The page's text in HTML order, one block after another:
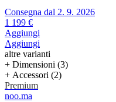
Consegna dal 2. 9. 2026
1 199 €
Aggiungi
Aggiungi
altre varianti
+ Dimensioni (3)
+ Accessori (2)
Premium
noo.ma